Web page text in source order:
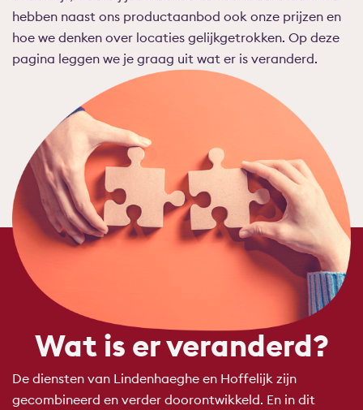
hebben naast ons productaanbod ook onze prijzen en
hoe we denken over locaties gelijkgetrokken. Op deze
pagina leggen we je graag uit wat er is veranderd.
Wat is er veranderd?
De diensten van Lindenhaeghe en Hoffelijk zijn
gecombineerd en verder doorontwikkeld. En in dit